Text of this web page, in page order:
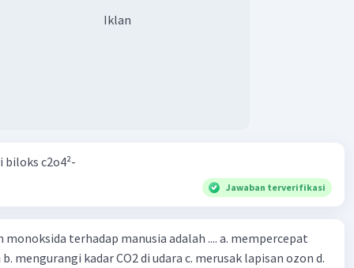
Iklan
biloks c2o4²-
Jawaban terverifikasi
terhadap manusia adalah .... a. mempercepat